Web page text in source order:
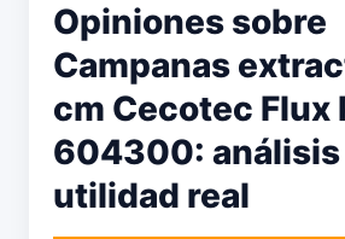
Opiniones sobre
Campanas
cm Cecotec Flux
604300:
utilidad real